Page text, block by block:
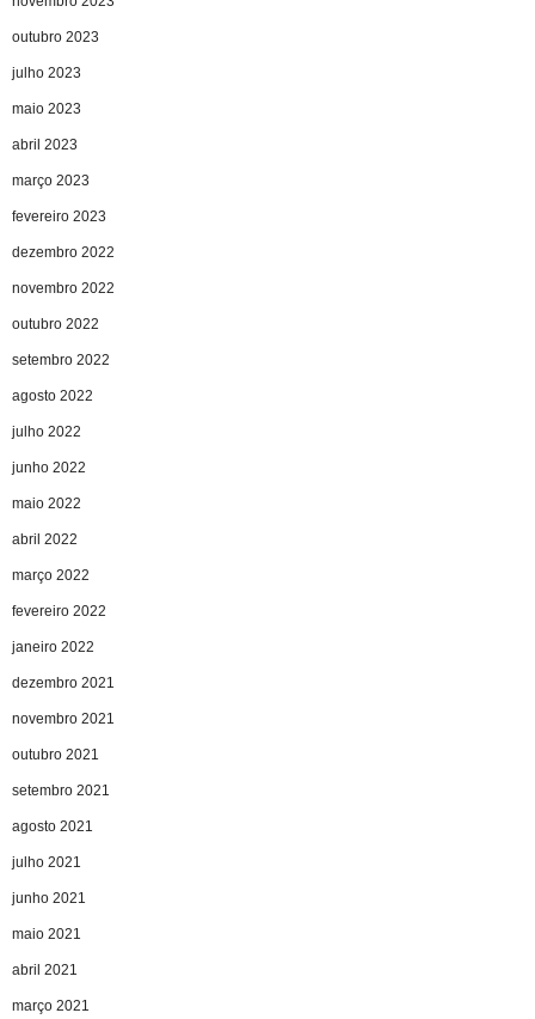
outubro 2023
julho 2023
maio 2023
abril 2023
março 2023
fevereiro 2023
dezembro 2022
novembro 2022
outubro 2022
setembro 2022
agosto 2022
julho 2022
junho 2022
maio 2022
abril 2022
março 2022
fevereiro 2022
janeiro 2022
dezembro 2021
novembro 2021
outubro 2021
setembro 2021
agosto 2021
julho 2021
junho 2021
maio 2021
abril 2021
março 2021